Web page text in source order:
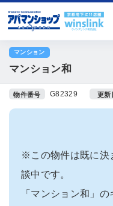
マンション
マンション和
物件番号 G82329 更新
※この物件は既に決
談中です。
「マンション和」